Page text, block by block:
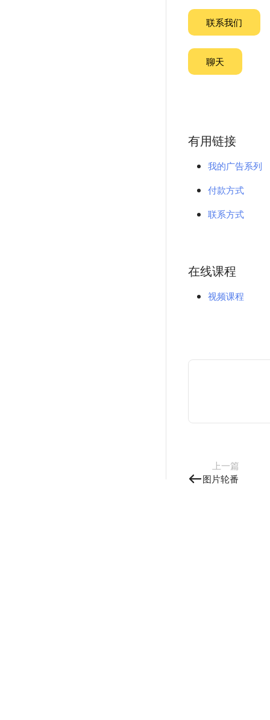
联系我们
聊天
有用链接
我的广告系列
付款方式
联系方式
在线课程
视频课程
上一篇
图片轮番